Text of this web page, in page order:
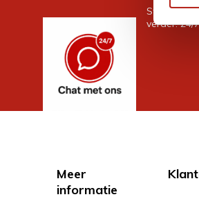
Stel je
verder. 24/7
Meer
informatie